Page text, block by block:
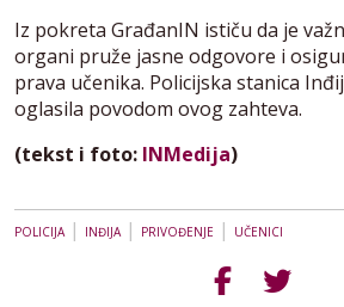
Iz pokreta GrađanIN ističu da je
organi pruže jasne odgovore i
prava učenika. Policijska stanica
oglasila povodom ovog zahteva.
(tekst i foto: INMedija)
POLICIJA| INĐIJA| PRIVOĐENJE | UČENICI